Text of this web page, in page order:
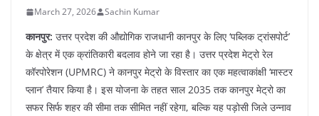
March 27, 2026 Sachin Kumar
कानपुर: उत्तर प्रदेश की औद्योगिक राजधानी कानपुर के लिए ‘पब्लिक ट्रांसपोर्ट’
के क्षेत्र में एक क्रांतिकारी बदलाव होने जा रहा है। उत्तर प्रदेश मेट्रो रेल
कॉरपोरेशन (UPMRC) ने कानपुर मेट्रो के विस्तार का एक महत्वाकांक्षी ‘मास्टर
प्लान’ तैयार किया है। इस योजना के तहत साल 2035 तक कानपुर मेट्रो का
सफर सिर्फ शहर की सीमा तक सीमित नहीं रहेगा, बल्कि यह पड़ोसी जिले उन्नाव